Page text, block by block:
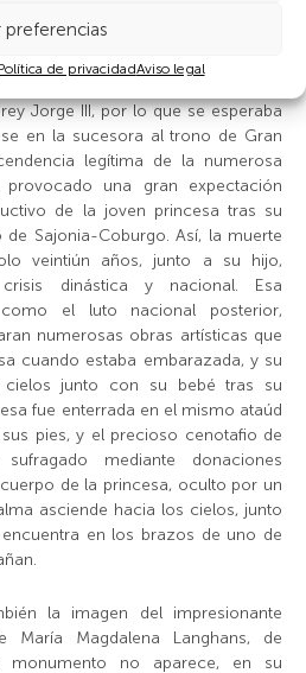
preferencias
de privacidadAviso legal
consecuencia de un difícil parto
La princesa Charlotte era la
Jorge III, por lo que se esperaba
en la sucesora al trono de Gran
legítima de la numerosa
una gran expectación
de la joven princesa tras su
Sajonia-Coburgo. Así, la muerte
veintiún años, junto a su hijo,
dinástica y nacional. Esa
el luto nacional posterior,
numerosas obras artísticas que
cuando estaba embarazada, y su
junto con su bebé tras su
fue enterrada en el mismo ataúd
pies, y el precioso cenotafio de
mediante donaciones
de la princesa, oculto por un
asciende hacia los cielos, junto
en los brazos de uno de
la imagen del impresionante
María Magdalena Langhans, de
monumento no aparece, en su